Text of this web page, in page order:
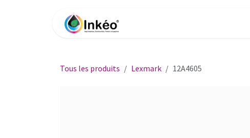
Tous les produits Lexmark 12A4605